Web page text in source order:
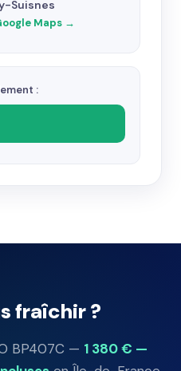
Suisnes
Maps →
:
fraîchir ?
BP407C — 1 380 € —